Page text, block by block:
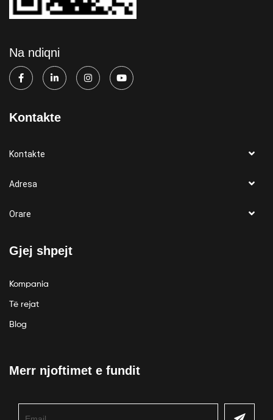
Na ndiqni
Kontakte
Kontakte
Adresa
Orare
Gjej shpejt
Kompania
Të rejat
Blog
Merr njoftimet e fundit